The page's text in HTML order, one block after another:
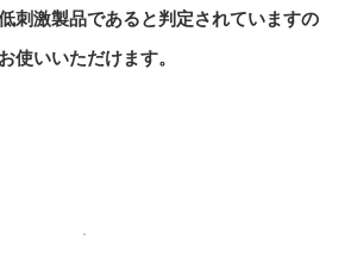
刺激製品であると判定されていますの
使いいただけます。